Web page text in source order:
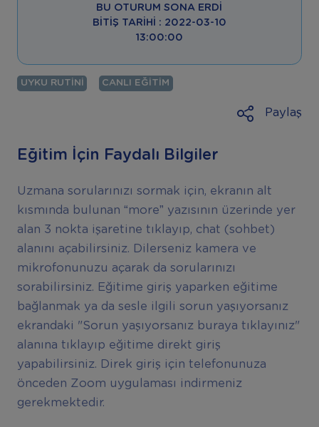
BU OTURUM SONA ERDI
BITIŞ TARIHI : 2022-03-10
13:00:00
UYKU RUTINI CANLI EĞITIM
Paylaş
Eğitim İçin Faydalı Bilgiler
Uzmana sorularınızı sormak için, ekranın alt
kısmında bulunan “more” yazısının üzerinde yer
alan 3 nokta işaretine tıklayıp, chat (sohbet)
alanını açabilirsiniz. Dilerseniz kamera ve
mikrofonunuzu açarak da sorularınızı
sorabilirsiniz. Eğitime giriş yaparken eğitime
bağlanmak ya da sesle ilgili sorun yaşıyorsanız
ekrandaki "Sorun yaşıyorsanız buraya tıklayınız"
alanına tıklayıp eğitime direkt giriş
yapabilirsiniz. Direk giriş için telefonunuza
önceden Zoom uygulaması indirmeniz
gerekmektedir.